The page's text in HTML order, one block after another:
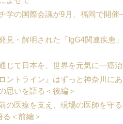
学の国際会議が9月、福岡で開
見・解明された「IgG4関連疾患
じて日本を、世界を元気に―癌
ロントライン』はずっと神奈川に
思いを語る＜後編＞
の医療を支え、現場の医師を守
＜前編＞